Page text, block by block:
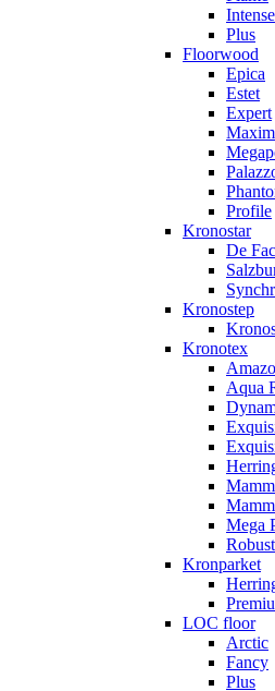
Intense
Plus
Floorwood
Epica
Estet
Expert
Profile
Kronostar
De
Kronostep
Kronotex
Aqua
Mega
Kronparket
LOC floor
Arctic
Fancy
Plus